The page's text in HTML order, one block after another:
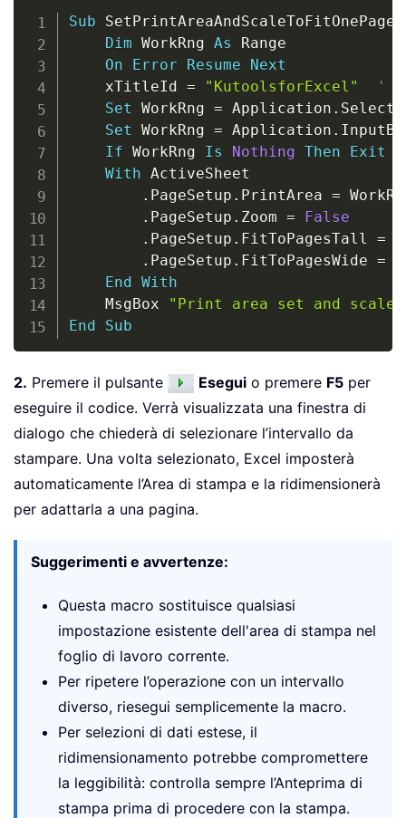
Sub SetPrintAreaAndScaleToFitOnePage
Dim WorkRng As Range
On
Error Resume
Next
    xTitleId
= "KutoolsforExcel"
'
Set WorkRng = Application .
Set WorkRng = Application .
If WorkRng Is Nothing Then Exit
With ActiveSheet
. PageSetup . PrintArea =
. PageSetup . Zoom =
False
. PageSetup . FitToPagesTall =
. PageSetup . FitToPagesWide =
End With
    MsgBox
"Print area set and
End
Sub
Copy
2. Premere il pulsante Esegui o premere F5 per
eseguire il codice. Verrà visualizzata una finestra di
dialogo che chiederà di selezionare l’intervallo da
stampare. Una volta selezionato, Excel imposterà
automaticamente l’Area di stampa e la ridimensionerà
per adattarla a una pagina.
Suggerimenti e avvertenze:
Questa macro sostituisce qualsiasi
impostazione esistente dell'area di stampa nel
foglio di lavoro corrente.
Per ripetere l’operazione con un intervallo
diverso, riesegui semplicemente la macro.
Per selezioni di dati estese, il
ridimensionamento potrebbe compromettere
la leggibilità: controlla sempre l’Anteprima di
stampa prima di procedere con la stampa.